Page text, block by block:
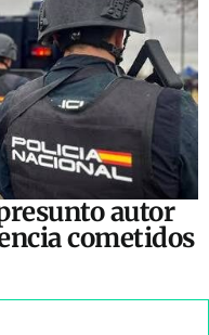
autor
cometidos